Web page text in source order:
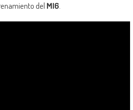
del MI6